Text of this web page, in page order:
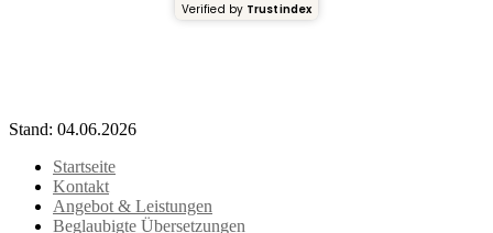
Verified by Trustindex
Stand: 04.06.2026
Startseite
Kontakt
Angebot & Leistungen
Beglaubigte Übersetzungen